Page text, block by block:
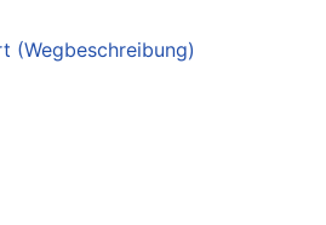
(Wegbeschreibung)